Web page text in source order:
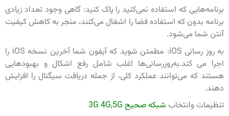
برنامه‌هایی که استفاده نمی‌کنید را پاک کنید: گاهی وجود تعداد زیادی
برنامه بدون که استفاده فضا را اشغال می‌کنند، منجر به کاهش کیفیت
آنتن شما می‌شود.
به روز رسانی iOS: مطمئن شوید که آیفون شما آخرین نسخه iOS را
اجرا می کند.به‌روزرسانی‌ها اغلب شامل رفع اشکال و بهبودهایی
هستند که می‌توانند عملکرد کلی، از جمله دریافت سیگنال را افزایش
دهند.
تنظیمات وانتخاب شبکه صحیح 3G 4G,5G